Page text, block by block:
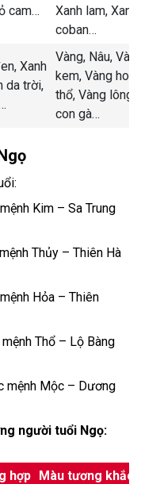
cam…
Xanh lam, Xanh
coban…
Xanh
da trời,
Vàng, Nâu,
kem, Vàng
thổ, Vàng lông
con gà…
Kim – Sa Trung
Thủy – Thiên Hà
Hỏa – Thiên
Thổ – Lộ Bàng
mệnh Mộc – Dương
người tuổi Ngọ:
hợp Màu tương khắc